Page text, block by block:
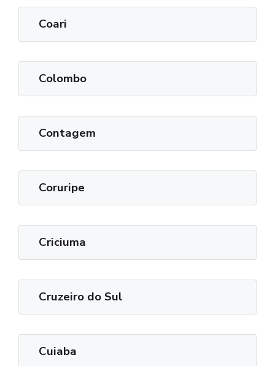
Coari
Colombo
Contagem
Coruripe
Criciuma
Cruzeiro do Sul
Cuiaba